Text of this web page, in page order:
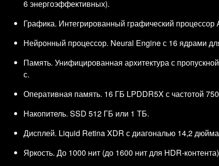
6 энергоэффективных).
Графика. Интегрированный графический
Нейронный процессор. Neural Engine с 16 ядрами
Память. Унифицированная архитектура с
с.
Оперативная память. 16 ГБ LPDDR5X с частотой
Накопитель. SSD 512 ГБ или 1 ТБ.
Дисплей. Liquid Retina XDR с диагональю 14,2
Яркость. До 1000 нит (до 1600 нит для